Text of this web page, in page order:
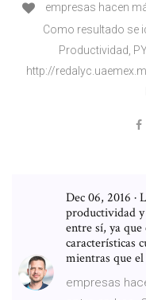
empresas hacen
Como resultado se
Productividad,
http://
Dec 06, 2016 ·
productividad y
entre sí, ya
características
mientras que
empresas